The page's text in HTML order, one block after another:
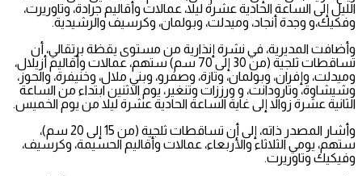
الليل إلى الساعة الحادية عشرة ليلا، عمالات وأقاليم جرادة، وتاوريرت،
وفكيك،و وجدة أنجاد، وميدلت، وبولمان، وكرسيف والرشيدية.
وأضافت المديرية، في نشرة إنذارية من مستوى يقظة برتقالي، أن
تساقطات ثلجية (من 30 إلى 70 سم) ستهم، عمالات وأقاليم أزيلال،
وميدلت، وإفران، وبولمان، وتازة، وصفرو، وبني ملال، وخنيفرة، والحوز،
وشيشاوة، وتارودانت، و ورززات وتنغير، يوم الاثنين ابتداء من الساعة
الثانية عشرة زوالا إلى غاية الساعة الحادية عشرة ليلا من يوم الخميس.
وأشار المصدر ذاته، إلى أن تساقطات ثلجية (من 15 إلى 20 سم)،
ستهم، يومي الثلاثاء والأربعاء، عمالات وأقاليم الحسيمة، وكرسيف،
وفيكيك وتاوريرت.